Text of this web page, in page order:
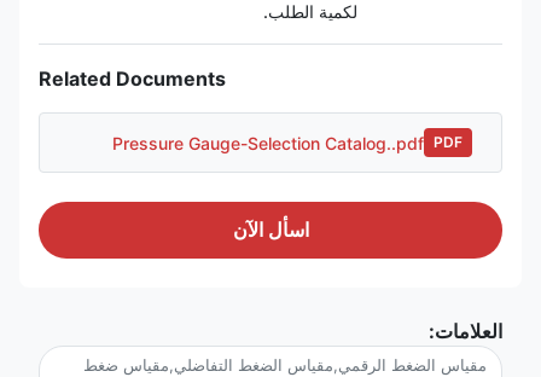
لكمية الطلب.
Related Documents
Pressure Gauge-Selection Catalog..pdf
اسأل الآن
العلامات:
مقياس الضغط الرقمي,مقياس الضغط التفاضلي,مقياس ضغط